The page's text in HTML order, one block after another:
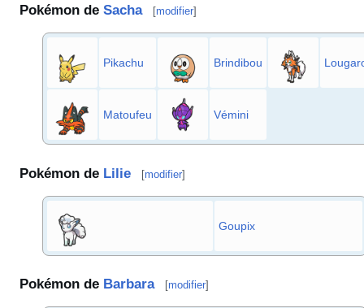
Pokémon de Sacha [modifier]
Pikachu Brindibou
Matoufeu Vémini
Pokémon de Lilie [modifier]
Goupix
Pokémon de Barbara [modifier]